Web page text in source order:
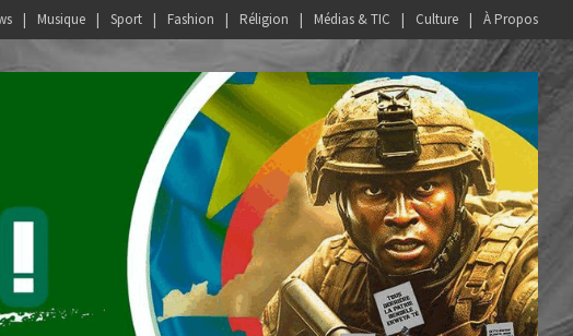
Musique Sport Fashion Réligion Médias & TIC Culture À Propos